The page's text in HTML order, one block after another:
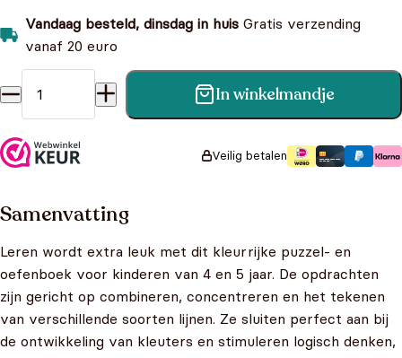
Vandaag besteld, dinsdag in huis Gratis verzending
vanaf 20 euro
Puzzels en Oefeningen - 4-5 Jaar aantalIn winkelmandje
Veilig betalen
Samenvatting
Leren wordt extra leuk met dit kleurrijke puzzel- en
oefenboek voor kinderen van 4 en 5 jaar. De opdrachten
zijn gericht op combineren, concentreren en het tekenen
van verschillende soorten lijnen. Ze sluiten perfect aan bij
de ontwikkeling van kleuters en stimuleren logisch denken,